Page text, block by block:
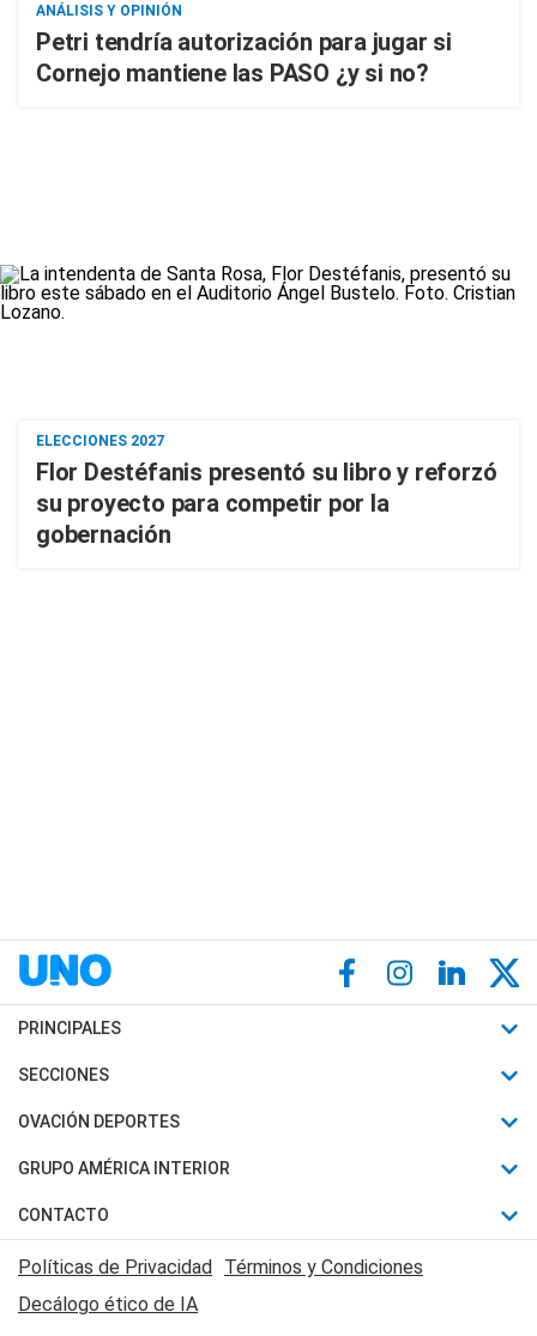
ANÁLISIS Y OPINIÓN
Petri tendría autorización para jugar si
Cornejo mantiene las PASO ¿y si no?
ELECCIONES 2027
Flor Destéfanis presentó su libro y reforzó
su proyecto para competir por la
gobernación
PRINCIPALES
Últimas Noticias
Política
Judiciales
Economia
SECCIONES
Horóscopo
Motores
Trucos caseros
Series y Películas
Edictos y Solicitadas
OVACIÓN DEPORTES
Fútbol
Mundial
Automovilismo
Rugby
GRUPO AMÉRICA INTERIOR
Canal 7 en Vivo
CONTACTO
Acerca de Nosotros
Contactanos
Políticas de Privacidad Términos y Condiciones
Decálogo ético de IA